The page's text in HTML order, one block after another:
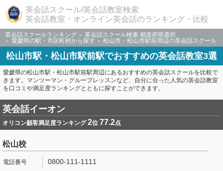
英会話スクール/英会話教室検索
英会話教室・オンライン英会話のランキング・比較
英会話スクールランキング
英会話スクール検索 都道府県選択
愛媛県の駅・市区町村から探す
松山市・松山市駅前周辺の英会話スクール
松山市駅・松山市駅前駅でおすすめの英会話教室3選
愛媛県の松山市駅・松山市駅前駅周辺にあるおすすめの英会話スクールを比較で
きます。マンツーマン・グループレッスンなど、自分に合った人気の英会話教室
を口コミや満足度ランキングとともに探すことができます。
英会話イーオン
オリコン顧客満足度ランキング2位 77.2点
松山校
0800-111-1111